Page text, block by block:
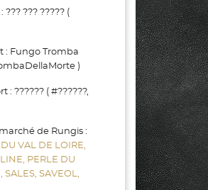
??? ????? (
: Fungo Tromba
)
?????? ( #??????,
de Rungis :
VAL DE LOIRE,
PERLE DU
SALES, SAVEOL,